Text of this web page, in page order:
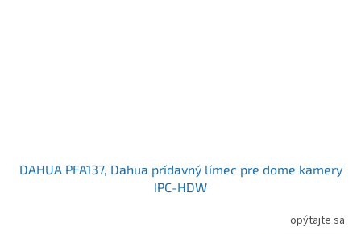
DAHUA PFA137, Dahua prídavný límec pre dome kamery
IPC-HDW
opýtajte sa